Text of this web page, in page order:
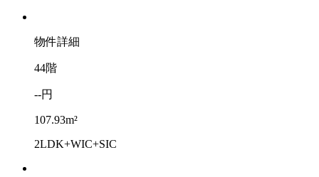
物件詳細
44階
--円
107.93m²
2LDK+WIC+SIC